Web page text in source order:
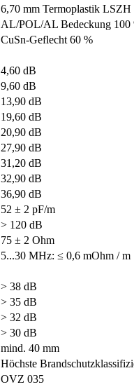
6,70 mm Termoplastik LSZH
AL/POL/AL Bedeckung 100
CuSn-Geflecht 60 %
4,60 dB
9,60 dB
13,90 dB
19,60 dB
20,90 dB
27,90 dB
31,20 dB
32,90 dB
36,90 dB
52 ± 2 pF/m
> 120 dB
75 ± 2 Ohm
5...30 MHz: ≤ 0,6 mOhm / m
> 38 dB
> 35 dB
> 32 dB
> 30 dB
mind. 40 mm
Höchste
OVZ 035